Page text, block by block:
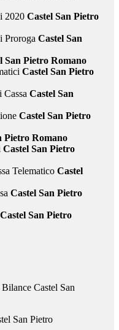
2020Castel San Pietro
Proroga Castel San
San Pietro Romano
Castel San Pietro
Castel San
Castel San Pietro
Pietro Romano
Castel San Pietro
TelematicoCastel
Castel San Pietro
San Pietro